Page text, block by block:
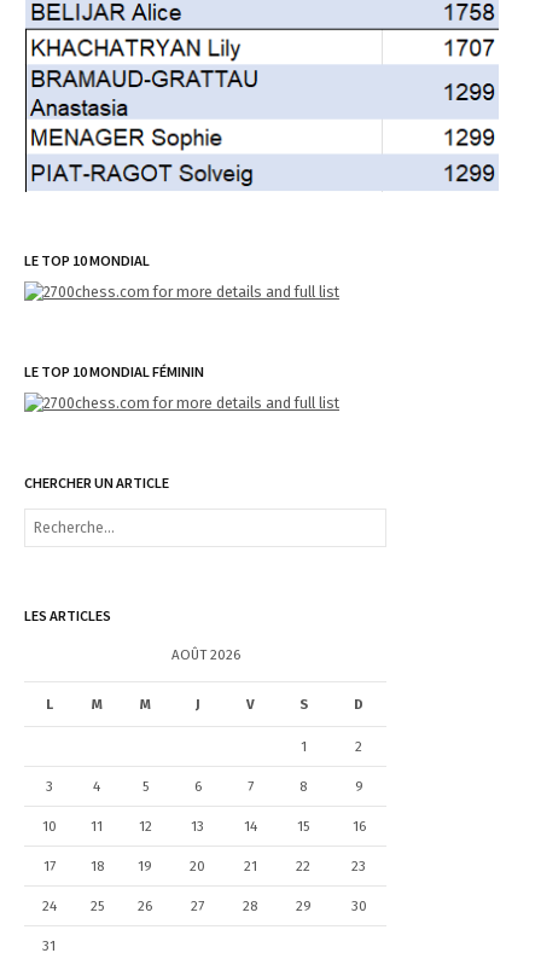
LE TOP 10 MONDIAL
LE TOP 10 MONDIAL FÉMININ
CHERCHER UN ARTICLE
R
r
e
LES ARTICLES
AOÛT 2026
L M M J V S D
1 2
3 4 5 6 7 8 9
10 11 12 13 14 15 16
17 18 19 20 21 22 23
24 25 26 27 28 29 30
31